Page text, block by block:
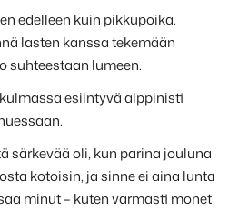
edelleen kuin pikkupoika.
lasten kanssa tekemään
suhteestaan lumeen.
esiintyvä alppinisti
särkevää oli, kun parina jouluna
kotoisin, ja sinne ei aina lunta
minut – kuten varmasti monet